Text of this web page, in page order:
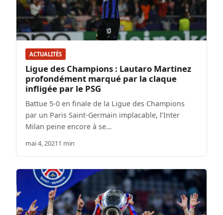
ACTUALITÉS
Ligue des Champions : Lautaro Martinez
profondément marqué par la claque
infligée par le PSG
Battue 5-0 en finale de la Ligue des Champions
par un Paris Saint-Germain implacable, l’Inter
Milan peine encore à se…
mai 4, 20211 min